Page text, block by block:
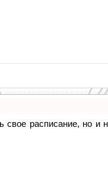
свое расписание, но